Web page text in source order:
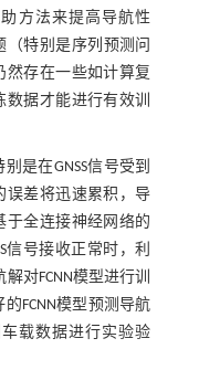
方法来提高导航性
（特别是序列预测问
存在一些如计算复
据才能进行有效训
是在GNSS信号受到
误差将迅速累积，导
于全连接神经网络的
信号接收正常时，利
对FCNN模型进行训
FCNN模型预测导航
载数据进行实验验